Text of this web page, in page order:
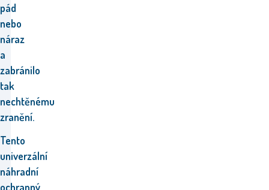
pád
nebo
náraz
a
zabránilo
tak
nechtěnému
zranění.
Tento
univerzální
náhradní
ochranný